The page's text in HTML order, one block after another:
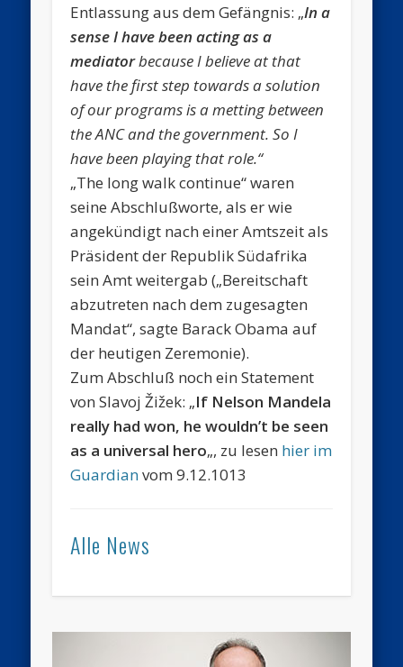
Entlassung aus dem Gefängnis: „In a
sense I have been acting as a
mediatorbecause I believe at that
have the first step towards a solution
of our programs is a metting between
the ANC and the government. So I
have been playing that role.“
„The long walk continue“ waren
seine Abschlußworte, als er wie
angekündigt nach einer Amtszeit als
Präsident der Republik Südafrika
sein Amt weitergab („Bereitschaft
abzutreten nach dem zugesagten
Mandat“, sagte Barack Obama auf
der heutigen Zeremonie).
Zum Abschluß noch ein Statement
von Slavoj Žižek: „If Nelson Mandela
really had won, he wouldn’t be seen
as a universal hero„, zu lesen hier im
Guardianvom 9.12.1013
Alle News